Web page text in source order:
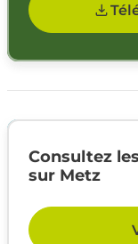
Consultez
sur Metz